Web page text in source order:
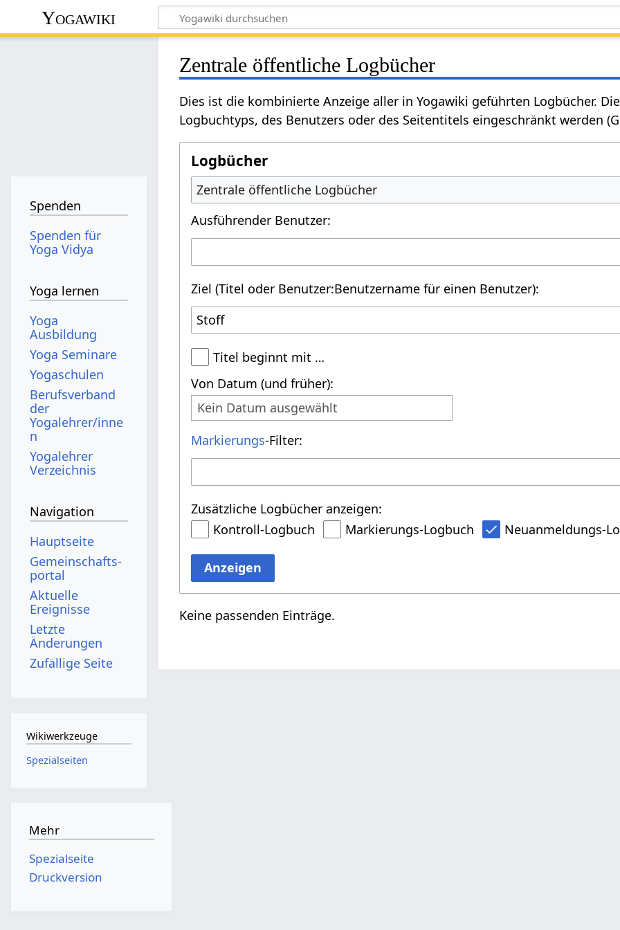
Yogawiki
Zentrale öffentliche Logbücher
Dies ist die kombinierte Anzeige aller in Yogawiki geführten Logbücher.
Logbuchtyps, des Benutzers oder des Seitentitels eingeschränkt werden
Logbücher
Zentrale öffentliche Logbücher
Ausführender Benutzer:
Ziel (Titel oder Benutzer:Benutzername für einen Benutzer):
Titel beginnt mit …
Von Datum (und früher):
Kein Datum ausgewählt
Markierungs-Filter:
Zusätzliche Logbücher anzeigen:
Kontroll-Logbuch
Markierungs-Logbuch Neuanmeldungs-
Anzeigen
Keine passenden Einträge.
Spenden
Spenden für
Yoga Vidya
Yoga lernen
Yoga
Ausbildung
Yoga Seminare
Yogaschulen
Berufsverband
der
Yogalehrer/inne
n
Yogalehrer
Verzeichnis
Navigation
Hauptseite
Gemeinschafts­
portal
Aktuelle
Ereignisse
Letzte
Änderungen
Zufällige Seite
Wikiwerkzeuge
Spezialseiten
Mehr
Spezialseite
Druckversion